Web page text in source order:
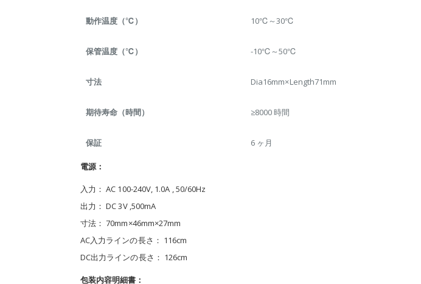
動作温度（℃） 10℃～30℃
保管温度（℃） -10℃～50℃
寸法 Dia16mm×Length71mm
期待寿命（時間） ≥8000 時間
保証 6 ヶ月
電源：
入力： AC 100-240V, 1.0A , 50/60Hz
出力： DC 3V ,500mA
寸法： 70mm×46mm×27mm
AC入力ラインの長さ： 116cm
DC出力ラインの長さ： 126cm
包装内容明細書：